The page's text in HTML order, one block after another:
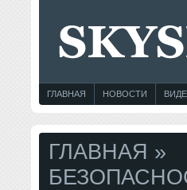
ГЛАВНАЯ НОВОСТИ
ГЛАВНАЯ »